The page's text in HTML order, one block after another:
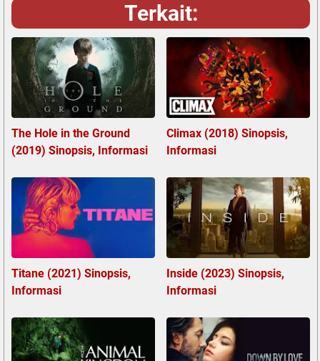
Terkait:
The Hole in the Ground
(2019) Sinopsis, Informasi
Climax (2018) Sinopsis,
Informasi
Titane (2021) Sinopsis,
Informasi
Inside (2023) Sinopsis,
Informasi